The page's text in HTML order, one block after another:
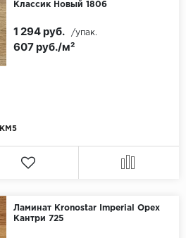
Классик Новый 1806
КМ5
607 руб./м²
1 294 руб. /упак.
Ламинат Kronostar Imperial Орех
Кантри 725